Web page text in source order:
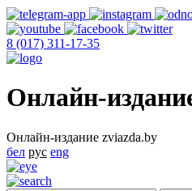
8 (017) 311-17-35
Онлайн-
Онлайн-издание zviazda.by
бел рус eng